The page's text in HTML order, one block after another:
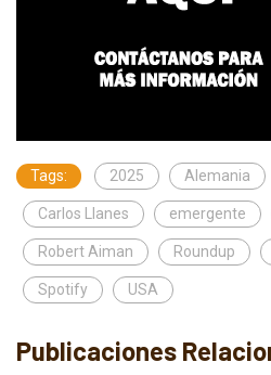
Tags: 2025 Alemania
Carlos Llanes emergente
Robert Aiman Roundup
Spotify USA
Publicaciones